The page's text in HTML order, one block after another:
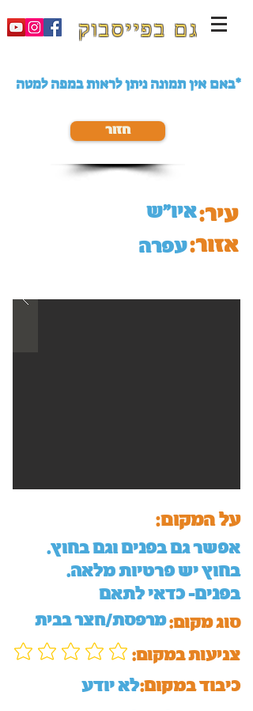
גם בפייסבוק
באם אין תמונה ניתן לראות במפה למטה*
חזור
איו"ש
עפרה
עיר:
אזור:
על המקום:
אפשר גם בפנים וגם בחוץ.
בחוץ יש פרטיות מלאה.
בפנים- כדאי לתאם
סוג מקום:מרפסת/חצר בבית
:צניעות במקום
לא יודעכיבוד במקום: